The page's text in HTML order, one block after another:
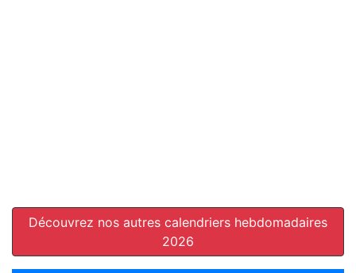
Découvrez nos autres calendriers hebdomadaires
2026